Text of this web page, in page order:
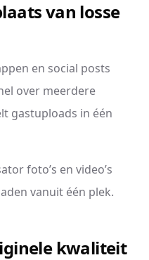
van losse
en social posts
over meerdere
gastuploads in één
foto’s en video’s
vanuit één plek.
kwaliteit